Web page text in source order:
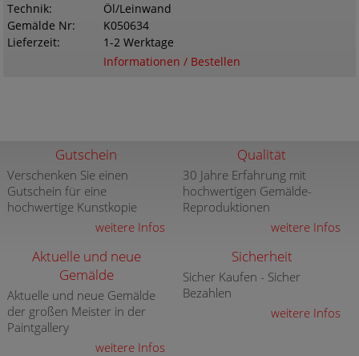
Technik
Öl/Leinwand
Gemälde Nr
K050634
Lieferzeit
1-2 Werktage
Informationen / Bestellen
Gutschein
Verschenken Sie einen
Gutschein für eine
hochwertige Kunstkopie
weitere Infos
Qualität
30 Jahre Erfahrung mit
hochwertigen Gemälde-
Reproduktionen
weitere Infos
Aktuelle und neue
Gemälde
Aktuelle und neue Gemälde
der großen Meister in der
Paintgallery
weitere Infos
Sicherheit
Sicher Kaufen - Sicher
Bezahlen
weitere Infos